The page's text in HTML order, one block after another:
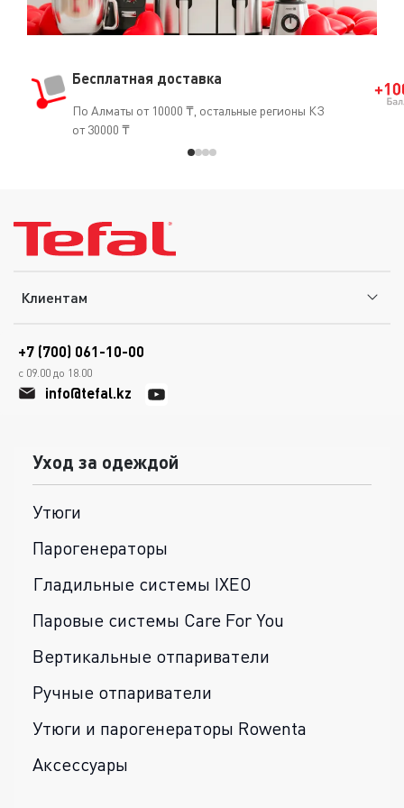
Бесплатная доставка
По Алматы от 10000 ₸, остальные регионы КЗ
от 30000 ₸
Клиентам
+7 (700) 061-10-00
с 09.00 до 18.00
info@tefal.kz
Уход за одеждой
Утюги
Парогенераторы
Гладильные системы IXEO
Паровые системы Care For You
Вертикальные отпариватели
Ручные отпариватели
Утюги и парогенераторы Rowenta
Аксессуары